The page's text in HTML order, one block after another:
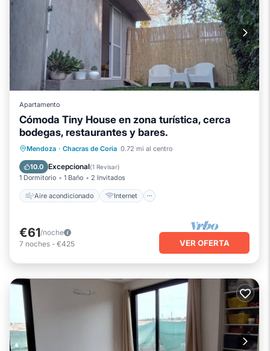
Apartamento
Cómoda Tiny House en zona turística, cerca
bodegas, restaurantes y bares.
Mendoza · Chacras de Coria 0.72 mi al centro
10.0 Excepcional(1 Revisar)
1 Dormitorio 1 Baño 2 Invitados
Aire acondicionado Internet
Aire acondicionado
Internet
Apto para niños
€61/noche
7 noches - €425 VER OFERTA